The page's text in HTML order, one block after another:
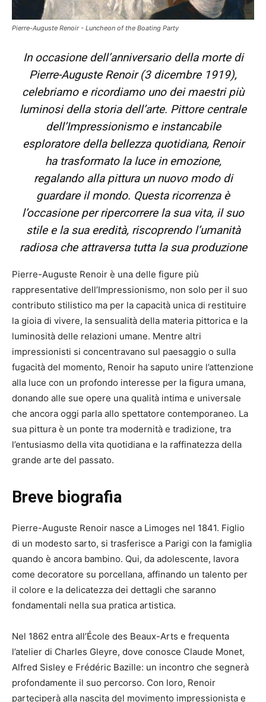
Pierre-Auguste Renoir - Luncheon of the Boating Party
In occasione dell’anniversario della morte di
Pierre-Auguste Renoir (3 dicembre 1919),
celebriamo e ricordiamo uno dei maestri più
luminosi della storia dell’arte. Pittore centrale
dell’Impressionismo e instancabile
esploratore della bellezza quotidiana, Renoir
ha trasformato la luce in emozione,
regalando alla pittura un nuovo modo di
guardare il mondo. Questa ricorrenza è
l’occasione per ripercorrere la sua vita, il suo
stile e la sua eredità, riscoprendo l’umanità
radiosa che attraversa tutta la sua produzione
Pierre-Auguste Renoir è una delle figure più
rappresentative dell’Impressionismo, non solo per il suo
contributo stilistico ma per la capacità unica di restituire
la gioia di vivere, la sensualità della materia pittorica e la
luminosità delle relazioni umane. Mentre altri
impressionisti si concentravano sul paesaggio o sulla
fugacità del momento, Renoir ha saputo unire l’attenzione
alla luce con un profondo interesse per la figura umana,
donando alle sue opere una qualità intima e universale
che ancora oggi parla allo spettatore contemporaneo. La
sua pittura è un ponte tra modernità e tradizione, tra
l’entusiasmo della vita quotidiana e la raffinatezza della
grande arte del passato.
Breve biografia
Pierre-Auguste Renoir nasce a Limoges nel 1841. Figlio
di un modesto sarto, si trasferisce a Parigi con la famiglia
quando è ancora bambino. Qui, da adolescente, lavora
come decoratore su porcellana, affinando un talento per
il colore e la delicatezza dei dettagli che saranno
fondamentali nella sua pratica artistica.
Nel 1862 entra all’École des Beaux-Arts e frequenta
l’atelier di Charles Gleyre, dove conosce Claude Monet,
Alfred Sisley e Frédéric Bazille: un incontro che segnerà
profondamente il suo percorso. Con loro, Renoir
parteciperà alla nascita del movimento impressionista e